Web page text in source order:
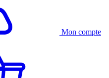
Mon compte